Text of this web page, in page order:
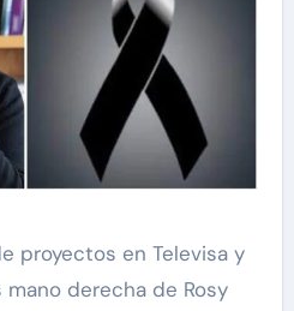
proyectos en Televisa y
derecha de Rosy